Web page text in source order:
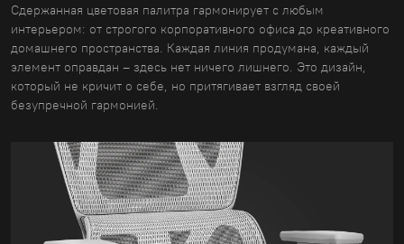
Сдержанная цветовая палитра гармонирует с любым
интерьером: от строгого корпоративного офиса до креативного
домашнего пространства. Каждая линия продумана, каждый
элемент оправдан – здесь нет ничего лишнего. Это дизайн,
который не кричит о себе, но притягивает взгляд своей
безупречной гармонией.